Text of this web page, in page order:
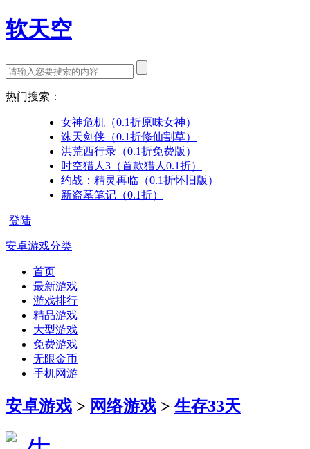
软天空
热门搜索：
女神危机（0.1折原味女神）
诛天剑侠（0.1折修仙割草）
洪荒西行录（0.1折免费版）
时空猎人3（首款猎人0.1折）
约战：精灵再临（0.1折怀旧版）
新盗墓笔记（0.1折）
登陆
安卓游戏分类
首页
最新游戏
游戏排行
精品游戏
大型游戏
免费游戏
无限金币
手机网游
安卓游戏 > 网络游戏 > 生存33天